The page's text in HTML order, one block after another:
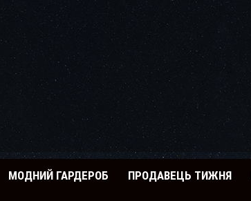
МОДНИЙ ГАРДЕРОБ ПРОДАВЕЦЬ ТИЖНЯ